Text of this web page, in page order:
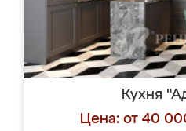
Кухня
Цена: от 40